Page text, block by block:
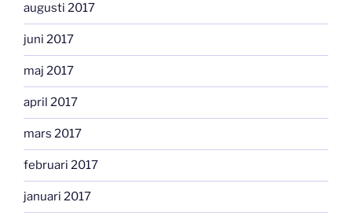
augusti 2017
juni 2017
maj 2017
april 2017
mars 2017
februari 2017
januari 2017